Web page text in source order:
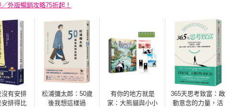
外版暢銷攻略75折起！
沒有安排
排得比
松浦彌太郎：50歲
後我想這樣過
有你的地方就是
家：大熊貓與小小
365天思考致富：啟
動意念的力量，活